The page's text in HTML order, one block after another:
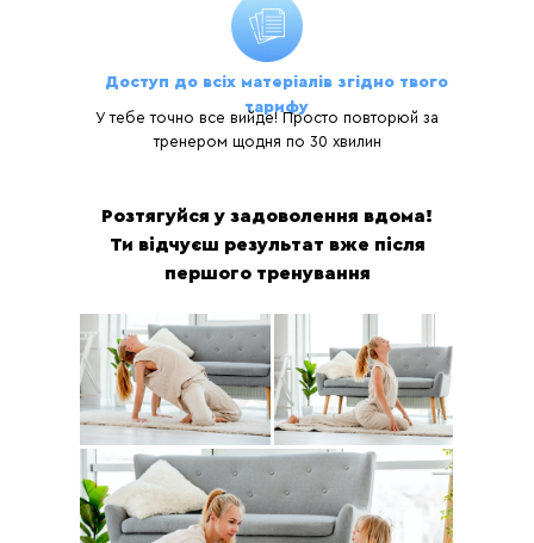
Розтягуйся у задоволення вдома!
Ти відчуєш результат вже після
першого тренування
Доступ до всіх матеріалів згідно твого
тарифу
У тебе точно все вийде! Просто повторюй за
тренером щодня по 30 хвилин